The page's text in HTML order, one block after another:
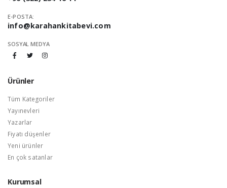
E-POSTA:
info@karahankitabevi.com
SOSYAL MEDYA
Ürünler
Tüm Kategoriler
Yayınevleri
Yazarlar
Fiyatı düşenler
Yeni ürünler
En çok satanlar
Kurumsal